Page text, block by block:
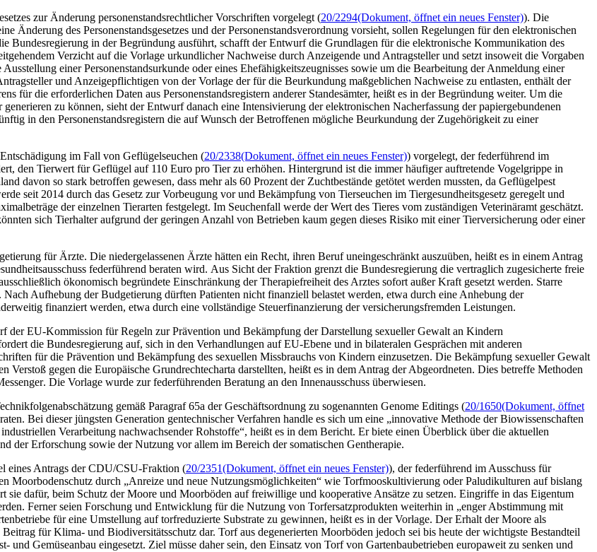
zur Änderung personenstandsrechtlicher Vorschriften vorgelegt (20/2294(Dokument, öffnet ein neues Fenster)). Die
Änderung des Personenstandsgesetzes und der Personenstandsverordnung vorsieht, sollen Regelungen für den elektronischen
Bundesregierung in der Begründung ausführt, schafft der Entwurf die Grundlagen für die elektronische Kommunikation des
Verzicht auf die Vorlage urkundlicher Nachweise durch Anzeigende und Antragsteller und setzt insoweit die Vorgaben
einer Personenstandsurkunde oder eines Ehefähigkeitszeugnisses sowie um die Bearbeitung der Anmeldung einer
und Anzeigepflichtigen von der Vorlage der für die Beurkundung maßgeblichen Nachweise zu entlasten, enthält der
für die erforderlichen Daten aus Personenstandsregistern anderer Standesämter, heißt es in der Begründung weiter. Um die
zu können, sieht der Entwurf danach eine Intensivierung der elektronischen Nacherfassung der papiergebundenen
in den Personenstandsregistern die auf Wunsch der Betroffenen mögliche Beurkundung der Zugehörigkeit zu einer
im Fall von Geflügelseuchen (20/2338(Dokument, öffnet ein neues Fenster)) vorgelegt, der federführend im
den Tierwert für Geflügel auf 110 Euro pro Tier zu erhöhen. Hintergrund ist die immer häufiger auftretende Vogelgrippe in
davon so stark betroffen gewesen, dass mehr als 60 Prozent der Zuchtbestände getötet werden mussten, da Geflügelpest
seit 2014 durch das Gesetz zur Vorbeugung vor und Bekämpfung von Tierseuchen im Tiergesundheitsgesetz geregelt und
der einzelnen Tierarten festgelegt. Im Seuchenfall werde der Wert des Tieres vom zuständigen Veterinäramt geschätzt.
sich Tierhalter aufgrund der geringen Anzahl von Betrieben kaum gegen dieses Risiko mit einer Tierversicherung oder einer
für Ärzte. Die niedergelassenen Ärzte hätten ein Recht, ihren Beruf uneingeschränkt auszuüben, heißt es in einem Antrag
federführend beraten wird. Aus Sicht der Fraktion grenzt die Bundesregierung die vertraglich zugesicherte freie
ökonomisch begründete Einschränkung der Therapiefreiheit des Arztes sofort außer Kraft gesetzt werden. Starre
Aufhebung der Budgetierung dürften Patienten nicht finanziell belastet werden, etwa durch eine Anhebung der
finanziert werden, etwa durch eine vollständige Steuerfinanzierung der versicherungsfremden Leistungen.
der EU-Kommission für Regeln zur Prävention und Bekämpfung der Darstellung sexueller Gewalt an Kindern
die Bundesregierung auf, sich in den Verhandlungen auf EU-Ebene und in bilateralen Gesprächen mit anderen
für die Prävention und Bekämpfung des sexuellen Missbrauchs von Kindern einzusetzen. Die Bekämpfung sexueller Gewalt
gegen die Europäische Grundrechtecharta darstellten, heißt es in dem Antrag der Abgeordneten. Dies betreffe Methoden
. Die Vorlage wurde zur federführenden Beratung an den Innenausschuss überwiesen.
gemäß Paragraf 65a der Geschäftsordnung zu sogenannten Genome Editings (20/1650(Dokument, öffnet
Bei dieser jüngsten Generation gentechnischer Verfahren handle es sich um eine „innovative Methode der Biowissenschaften
Verarbeitung nachwachsender Rohstoffe“, heißt es in dem Bericht. Er biete einen Überblick über die aktuellen
der Erforschung sowie der Nutzung vor allem im Bereich der somatischen Gentherapie.
eines Antrags der CDU/CSU-Fraktion (20/2351(Dokument, öffnet ein neues Fenster)), der federführend im Ausschuss für
Moorbodenschutz durch „Anreize und neue Nutzungsmöglichkeiten“ wie Torfmooskultivierung oder Paludikulturen auf bislang
sie dafür, beim Schutz der Moore und Moorböden auf freiwillige und kooperative Ansätze zu setzen. Eingriffe in das Eigentum
Ferner seien Forschung und Entwicklung für die Nutzung von Torfersatzprodukten weiterhin in „enger Abstimmung mit
für eine Umstellung auf torfreduzierte Substrate zu gewinnen, heißt es in der Vorlage. Der Erhalt der Moore als
für Klima- und Biodiversitätsschutz dar. Torf aus degenerierten Moorböden jedoch sei bis heute der wichtigste Bestandteil
Gemüseanbau eingesetzt. Ziel müsse daher sein, den Einsatz von Torf von Gartenbaubetrieben europaweit zu senken und